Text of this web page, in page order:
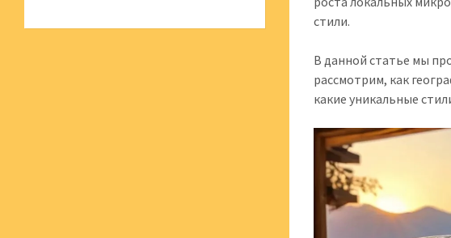
стили.
В данной статье мы
рассмотрим, как
какие уникальные